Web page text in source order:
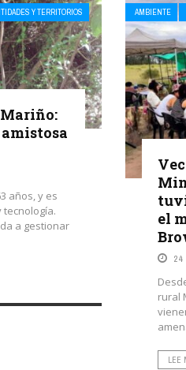
Y TERRITORIOS
años, y es
a gestionar
AMBIENTE
el
24
rural
LEE